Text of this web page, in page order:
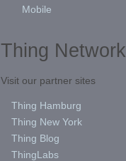
Mobile
Thing Network
Visit our partner sites
Thing Hamburg
Thing New York
Thing Blog
ThingLabs